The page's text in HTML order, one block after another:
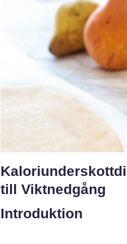
till Viktnedgång
Introduktion